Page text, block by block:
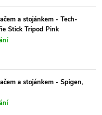
a stojánkem - Tech-
Stick Tripod Pink
a stojánkem - Spigen,